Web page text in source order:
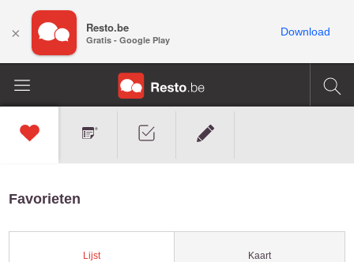
Favorieten
Lijst Kaart
× Resto.be
Gratis - Google Play
Download